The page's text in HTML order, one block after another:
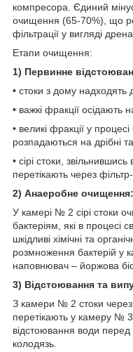
компресора. Єдиний
очищення (65-70%), що
фільтрації у вигляді
Етапи очищення:
1) Первинне
• стоки з дому
• важкі фракції осідають
• великі фракції у
розпадаються на дрібні
• сірі стоки,
перетікають через
2) Анаеробне очищення:
У камері № 2 сірі стоки
бактеріям, які в процесі
шкідливі хімічні та
розмноження бактерій у
наповнювач – йоржова
3) Відстоювання та
З камери № 2 стоки
перетікають у камеру №
відстоювання води
колодязь.